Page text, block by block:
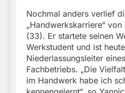
Nochmal anders verlief
„Handwerkskarriere“
(33). Er startete seinen
Werkstudent und ist heute
Niederlassungsleiter
Fachbetriebs. „Die
im Handwerk habe ich